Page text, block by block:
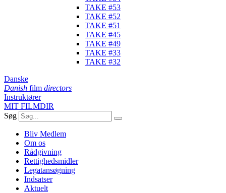
TAKE #53
TAKE #52
TAKE #51
TAKE #45
TAKE #49
TAKE #33
TAKE #32
Danske
Danish film directors
Instruktører
MIT FILMDIR
Søg
Bliv Medlem
Om os
Rådgivning
Rettighedsmidler
Legatansøgning
Indsatser
Aktuelt